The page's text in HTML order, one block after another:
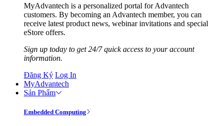
MyAdvantech is a personalized portal for Advantech
customers. By becoming an Advantech member, you can
receive latest product news, webinar invitations and special
eStore offers.
Sign up today to get 24/7 quick access to your account
information.
Đăng Ký Log In
MyAdvantech
Sản Phẩm
Embedded Computing